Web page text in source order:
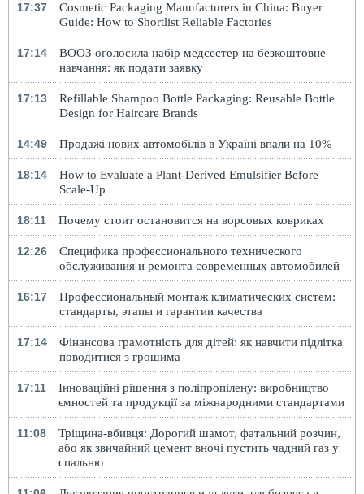
17:37
Cosmetic Packaging Manufacturers in China: Buyer
Guide: How to Shortlist Reliable Factories
17:14
ВООЗ оголосила набір медсестер на безкоштовне
навчання: як подати заявку
17:13
Refillable Shampoo Bottle Packaging: Reusable Bottle
Design for Haircare Brands
14:49 Продажі нових автомобілів в Україні впали на 10%
18:14
How to Evaluate a Plant-Derived Emulsifier Before
Scale-Up
18:11 Почему стоит остановится на ворсовых ковриках
12:26
Специфика профессионального технического
обслуживания и ремонта современных автомобилей
16:17
Профессиональный монтаж климатических систем:
стандарты, этапы и гарантии качества
17:14
Фінансова грамотність для дітей: як навчити підлітка
поводитися з грошима
17:11
Інноваційні рішення з поліпропілену: виробництво
ємностей та продукції за міжнародними стандартами
11:08
Тріщина-вбивця: Дорогий шамот, фатальний розчин,
або як звичайний цемент вночі пустить чадний газ у
спальню